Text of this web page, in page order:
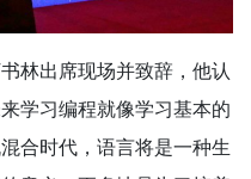
林出席现场并致辞，他认
学习编程就像学习基本的
合时代，语言将是一种生